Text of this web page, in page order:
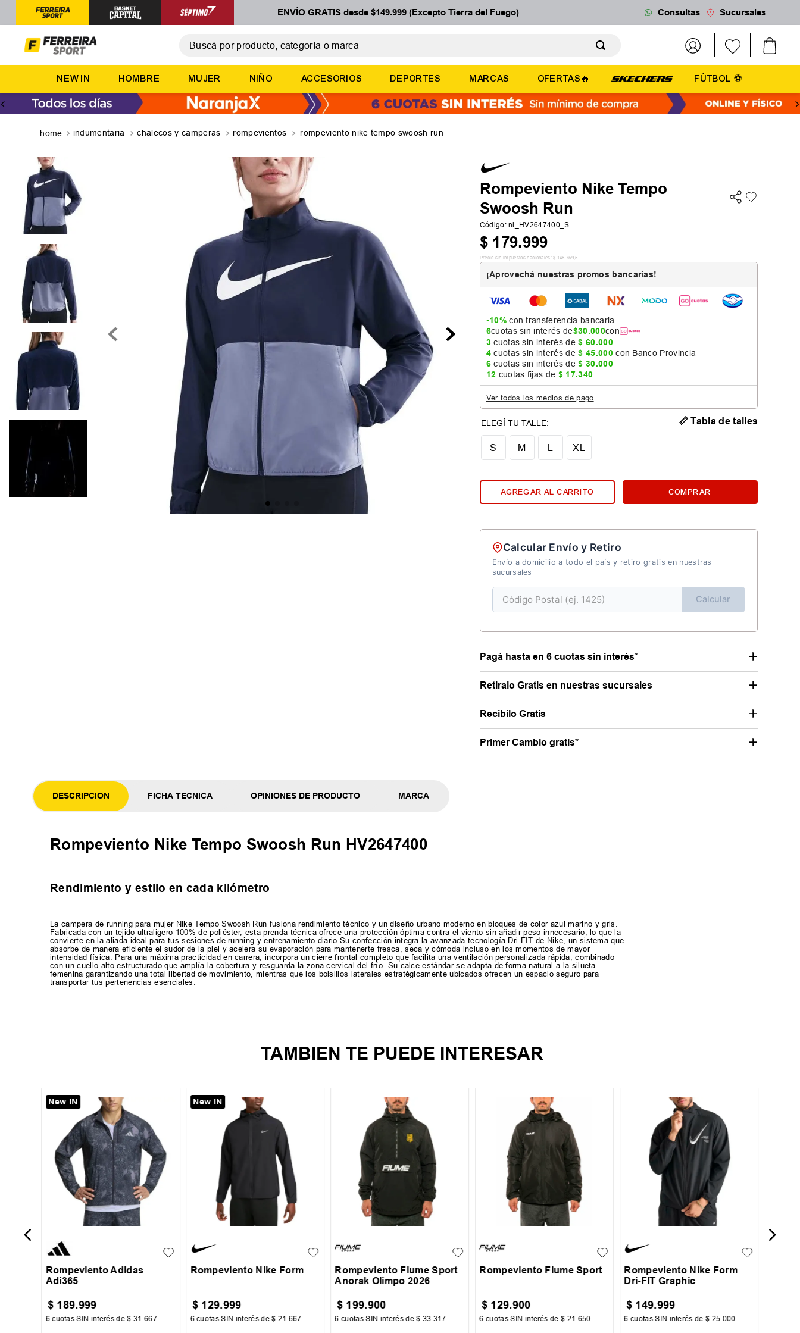
ENVÍO GRATIS desde $149.999 (Excepto Tierra del Fuego) Consultas Sucursales
NEW IN HOMBRE MUJER NIÑO ACCESORIOS DEPORTES MARCAS OFERTAS🔥 FÚTBOL ⚽
indumentaria chalecos y camperas rompevientos rompeviento nike tempo swoosh run
Rompeviento Nike Tempo
Swoosh Run
Código:ni_HV2647400_S
$ 179.999
Precio sin impuestos nacionales: $ 148 .759,5
¡Aprovechá nuestras promos bancarias!
-10%con transferencia bancaria
6cuotas sin interés de$30.000con
3cuotas sin interés de$ 60.000
4cuotas sin interés de$ 45.000 con Banco Provincia
6cuotas sin interés de$ 30.000
12 cuotas fijas de $ 17.340
Ver todos los medios de pago
S L
M XL
📏 Tabla de talles
AGREGAR AL CARRITO COMPRAR
Calcular Envío y Retiro
Envío a domicilio a todo el país y retiro gratis en nuestras
sucursales
Calcular
Pagá hasta en 6 cuotas sin interés*
Retiralo Gratis en nuestras sucursales
Recibilo Gratis
Primer Cambio gratis*
DESCRIPCION FICHA TECNICA OPINIONES DE PRODUCTO MARCA
Rompeviento Nike Tempo Swoosh Run HV2647400
Rendimiento y estilo en cada kilómetro
La campera de running para mujer Nike Tempo Swoosh Run fusiona rendimiento técnico y un diseño urbano moderno en bloques de color azul marino y gris.
Fabricada con un tejido ultraligero 100% de poliéster, esta prenda técnica ofrece una protección óptima contra el viento sin añadir peso innecesario, lo que la
convierte en la aliada ideal para tus sesiones de running y entrenamiento diario.Su confección integra la avanzada tecnología Dri-FIT de Nike, un sistema que
absorbe de manera eficiente el sudor de la piel y acelera su evaporación para mantenerte fresca, seca y cómoda incluso en los momentos de mayor
intensidad física. Para una máxima practicidad en carrera, incorpora un cierre frontal completo que facilita una ventilación personalizada rápida, combinado
con un cuello alto estructurado que amplía la cobertura y resguarda la zona cervical del frío. Su calce estándar se adapta de forma natural a la silueta
femenina garantizando una total libertad de movimiento, mientras que los bolsillos laterales estratégicamente ubicados ofrecen un espacio seguro para
transportar tus pertenencias esenciales.
TAMBIEN TE PUEDE INTERESAR
New IN
L
M XL
Rompeviento Adidas
Adi365
$ 189.999
6 cuotas SIN interés de$ 31 .667
New IN
M
Rompeviento Nike Form
$ 129.999
6 cuotas SIN interés de$ 21 .667
L
M
XXL
Rompeviento Fiume Sport
Anorak Olimpo 2026
$ 199.900
6 cuotas SIN interés de$ 33 317
XL
Rompeviento Fiume Sport
$ 129.900
6 cuotas SIN interés de$ 21 650
XL
Rompeviento Nike Form
Dri-FIT Graphic
$ 149.999
6 cuotas SIN interés de$ 25 000
TÉRMINOS MÁS BUSCADOS
2
zapatillas
3.
basquet
. zapatillas adidas